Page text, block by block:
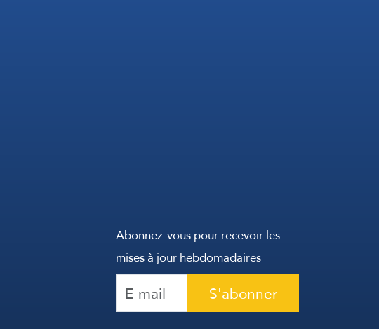
Abonnez-vous pour recevoir les
mises à jour hebdomadaires
S'abonner